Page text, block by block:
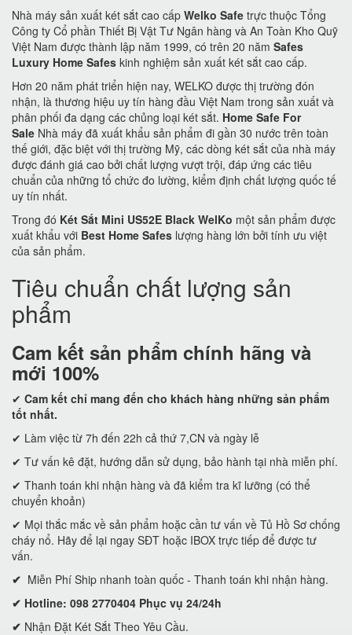
Nhà máy sản xuất két sắt cao cấp Welko Safe trực thuộc Tổng
Công ty Cổ phần Thiết Bị Vật Tư Ngân hàng và An Toàn Kho Quỹ
Việt Nam được thành lập năm 1999, có trên 20 năm Safes
Luxury Home Safes kinh nghiệm sản xuất két sắt cao cấp.
Hơn 20 năm phát triển hiện nay, WELKO được thị trường đón
nhận, là thương hiệu uy tín hàng đầu Việt Nam trong sản xuất và
phân phối đa dạng các chủng loại két sắt. Home Safe For
Sale Nhà máy đã xuất khẩu sản phẩm đi gần 30 nước trên toàn
thế giới, đặc biệt với thị trường Mỹ, các dòng két sắt của nhà máy
được đánh giá cao bởi chất lượng vượt trội, đáp ứng các tiêu
chuẩn của những tổ chức đo lường, kiểm định chất lượng quốc tế
uy tín nhất.
Trong đó Két Sắt Mini US52E Black WelKo một sản phẩm được
xuất khẩu với Best Home Safes lượng hàng lớn bởi tính ưu việt
của sản phẩm.
Tiêu chuẩn chất lượng sản
phẩm
Cam kết sản phẩm chính hãng và
mới 100%
✔ Cam kết chỉ mang đến cho khách hàng những sản phẩm
tốt nhất.
✔ Làm việc từ 7h đến 22h cả thứ 7,CN và ngày lễ
✔ Tư vấn kê đặt, hướng dẫn sử dụng, bảo hành tại nhà miễn phí.
✔ Thanh toán khi nhận hàng và đã kiểm tra kĩ lưỡng (có thể
chuyển khoản)
✔ Mọi thắc mắc về sản phẩm hoặc cần tư vấn về Tủ Hồ Sơ chống
cháy nổ. Hãy để lại ngay SĐT hoặc IBOX trực tiếp để được tư
vấn.
✔ Miễn Phí Ship nhanh toàn quốc - Thanh toán khi nhận hàng.
✔ Hotline: 098 2770404 Phục vụ 24/24h
✔ Nhận Đặt Két Sắt Theo Yêu Cầu.